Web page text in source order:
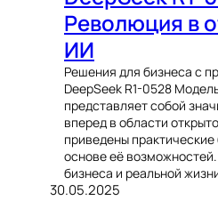
Революция в
ИИ
Решения для бизнеса с
DeepSeek R1-0528
представляет собой
вперед в области
приведены
основе её
бизнеса и реальной
30.05.2025